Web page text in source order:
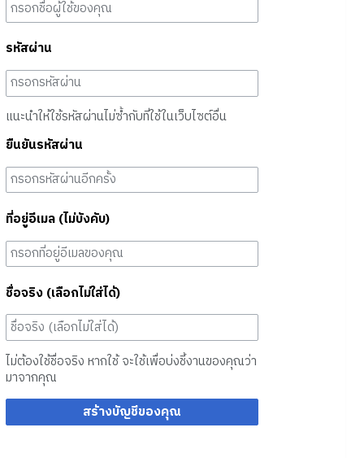
รหัสผ่าน
แนะนำให้ใช้รหัสผ่านไม่ซ้ำกับที่ใช้ในเว็บไซต์อื่น
ยืนยันรหัสผ่าน
ที่อยู่อีเมล (ไม่บังคับ)
ชื่อจริง (เลือกไม่ใส่ได้)
ไม่ต้องใช้ชื่อจริง หากใช้ จะใช้เพื่อบ่งชี้งานของคุณว่า
มาจากคุณ
สร้างบัญชีของคุณ